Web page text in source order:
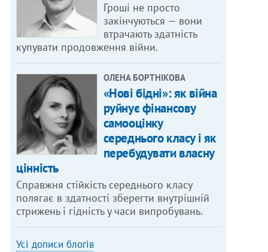
Гроші не просто
закінчуються — вони
втрачають здатність
купувати продовження війни.
ОЛЕНА БОРТНІКОВА
«Нові бідні»: як війна
руйнує фінансову
самооцінку
середнього класу і як
перебудувати власну
цінність
Справжня стійкість середнього класу
полягає в здатності зберегти внутрішній
стрижень і гідність у часи випробувань.
Усі дописи блогів